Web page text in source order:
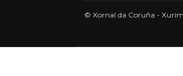
© Xornal da Coruña -